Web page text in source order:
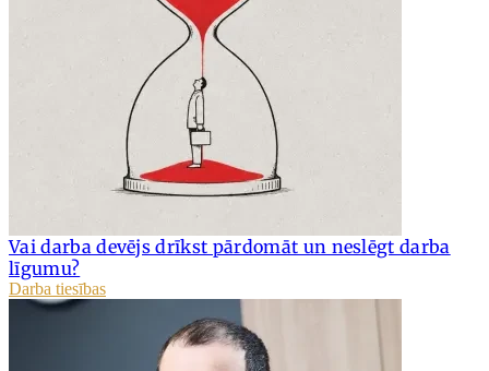
Vai darba devējs drīkst pārdomāt un neslēgt darba
līgumu?
Darba tiesības